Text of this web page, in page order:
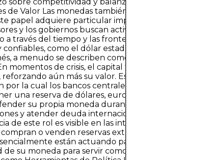
de Valor Las monedas también funcionan como
papel adquiere particular importancia en el mercado
y los gobiernos buscan activos que preserven el
a través del tiempo y las fronteras. Las monedas
confiables, como el dólar estadounidense, el franco
a menudo se describen como monedas "fuertes" o
momentos de crisis, el capital tiende a fluir hacia estas
reforzando aún más su valor. Este papel como
por la cual los bancos centrales mantienen reservas de
una reserva de dólares, euros o yenes, un país se
su propia moneda durante la volatilidad, pagar
y atender deuda internacional. Para los traders de
de este rol es visible en las intervenciones: cuando
o venden reservas extranjeras para influir en
están actuando para mantener la
de su moneda para servir como un almacén de valor